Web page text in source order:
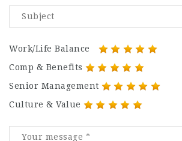
Work/Life Balance
Comp & Benefits
Senior Management
Culture & Value